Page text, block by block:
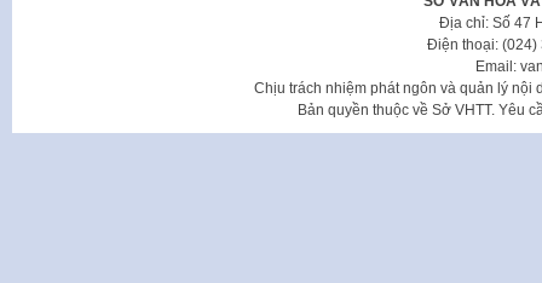
Địa chỉ: Số 47
Điện thoại: (024)
Email:
Chịu trách nhiệm phát ngôn và quản lý nội
Bản quyền thuộc về Sở VHTT. Yêu